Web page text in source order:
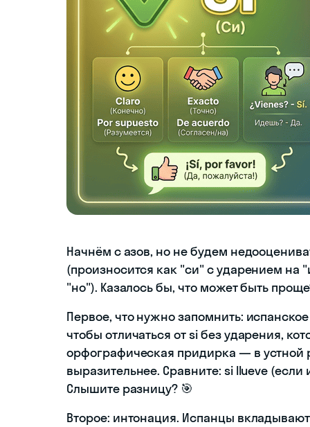
Начнём с азов, но не будем
(произносится как "си" с ударением на
"но"). Казалось бы, что может быть
Первое, что нужно запомнить:
чтобы отличаться от si без ударения,
орфографическая придирка — в устной
выразительнее. Сравните: si llueve
Слышите разницу? 🎯
Второе: интонация. Испанцы